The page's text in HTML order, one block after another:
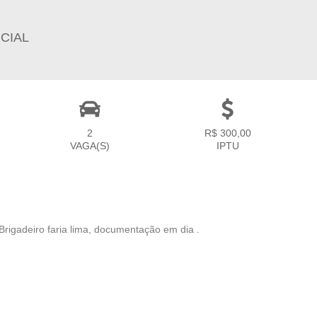
2
VAGA(S)
R$ 300,00
IPTU
faria lima, documentação em dia .